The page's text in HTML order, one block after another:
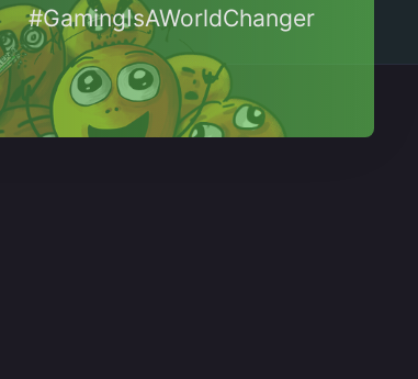
#GamingIsAWorldChanger